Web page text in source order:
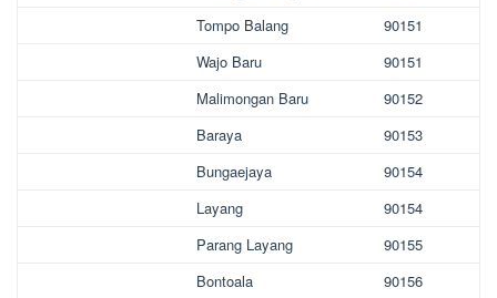
Tompo Balang
90151
Wajo Baru
90151
Malimongan Baru
90152
Baraya
90153
Bungaejaya
90154
Layang
90154
Parang Layang
90155
Bontoala
90156